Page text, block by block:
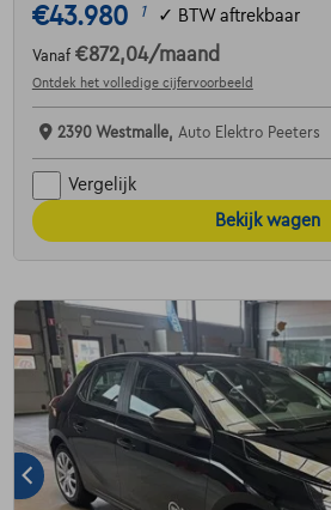
€43.980 1 ✓ BTW aftrekbaar
Vanaf €872,04/maand
Ontdek het volledige cijfervoorbeeld
2390 Westmalle, Auto Elektro Peeters
Vergelijk
Bekijk wagen